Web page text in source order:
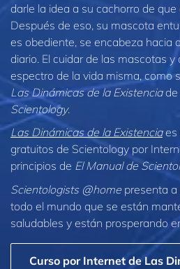
darle la idea a su cachorro de que
Después de eso, su mascota
es obediente, se encabeza hacia
diario. El cuidar de las mascotas
espectro de la vida misma, como
Las Dinámicas de la Existenciade
Scientology.
Las Dinámicas de la Existenciaes
gratuitos de Scientology por
principios de El Manual de
Scientologists @home presenta
todo el mundo que se están
saludables y están prosperando
Curso por Internet de Las